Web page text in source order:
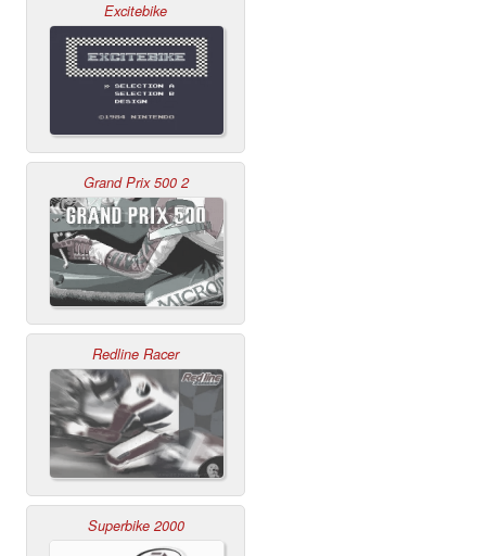
Excitebike
Grand Prix 500 2
Redline Racer
Superbike 2000